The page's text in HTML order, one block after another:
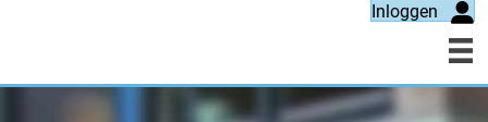
Inloggen